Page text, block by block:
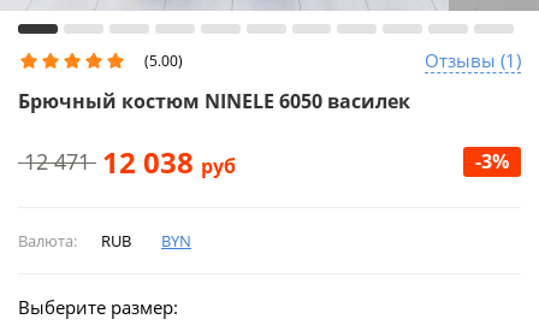
(5.00) Отзывы (1)
Брючный костюм NINELE 6050 василек
12 471 12 038 руб -3%
Валюта: RUB BYN
Выберите размер: